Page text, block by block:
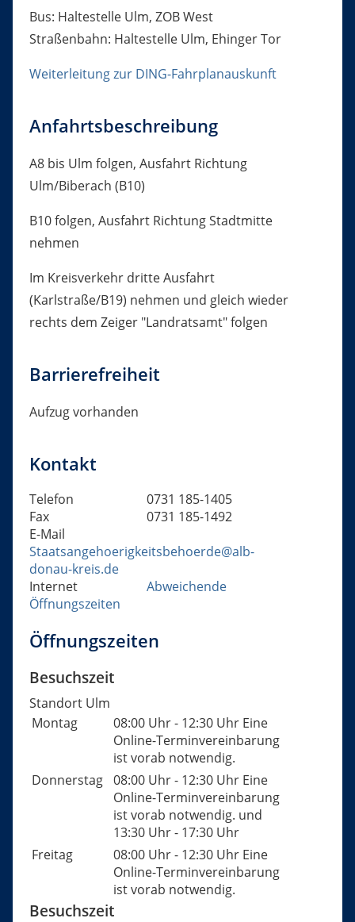
Bus: Haltestelle Ulm, ZOB West
Straßenbahn: Haltestelle Ulm, Ehinger Tor
Weiterleitung zur DING-Fahrplanauskunft
Anfahrtsbeschreibung
A8 bis Ulm folgen, Ausfahrt Richtung
Ulm/Biberach (B10)
B10 folgen, Ausfahrt Richtung Stadtmitte
nehmen
Im Kreisverkehr dritte Ausfahrt
(Karlstraße/B19) nehmen und gleich wieder
rechts dem Zeiger "Landratsamt" folgen
Barrierefreiheit
Aufzug vorhanden
Kontakt
Telefon
0731 185-1405
Fax
0731 185-1492
E-Mail
Staatsangehoerigkeitsbehoerde@alb-
donau-kreis.de
Internet
Abweichende
Öffnungszeiten
Öffnungszeiten
Besuchszeit
Standort Ulm
Montag
08:00 Uhr- 12:30 Uhr Eine
Online-Terminvereinbarung
ist vorab notwendig.
Donnerstag
08:00 Uhr- 12:30 Uhr Eine
Online-Terminvereinbarung
ist vorab notwendig. und
13:30 Uhr- 17:30 Uhr
Freitag
08:00 Uhr- 12:30 Uhr Eine
Online-Terminvereinbarung
ist vorab notwendig.
Besuchszeit